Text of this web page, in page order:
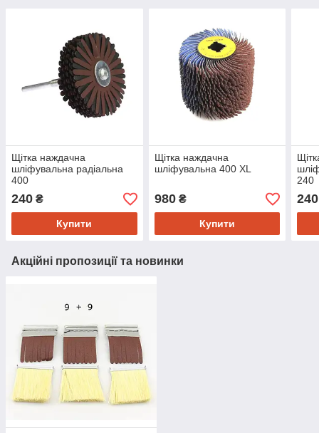
Щітка наждачна
шліфувальна радіальна
400
240 ₴
Купити
Щітка наждачна
шліфувальна 400 XL
980₴
Купити
240
240
Акційні пропозиції та новинки